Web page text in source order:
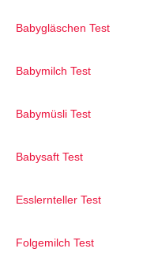
Babygläschen Test
Babymilch Test
Babymüsli Test
Babysaft Test
Esslernteller Test
Folgemilch Test